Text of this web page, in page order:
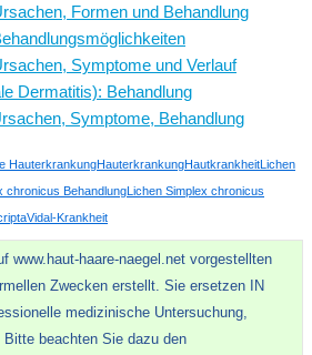
Formen und Behandlung
Symptome und Verlauf
Dermatitis): Behandlung
Symptome, Behandlung
HauterkrankungHauterkrankungHautkrankheitLichen
chronicus BehandlungLichen Simplex chronicus
Vidal-Krankheit
www.haut-haare-naegel.net vorgestellten
Zwecken erstellt. Sie ersetzen IN
medizinische Untersuchung,
beachten Sie dazu den